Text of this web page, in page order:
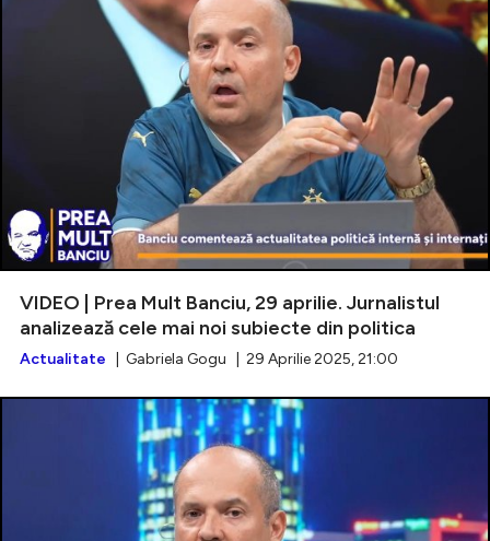
VIDEO | Prea Mult Banciu, 29 aprilie. Jurnalistul
analizează cele mai noi subiecte din politica
Actualitate | Gabriela Gogu | 29 Aprilie 2025, 21:00